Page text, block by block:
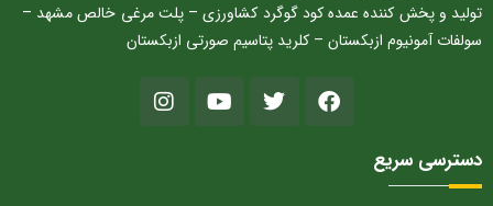
تولید و پخش کننده عمده کود گوگرد کشاورزی – پلت مرغی خالص مشهد –
سولفات آمونیوم ازبکستان – کلرید پتاسیم صورتی ازبکستان
دسترسی سریع